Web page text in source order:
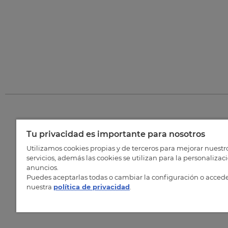
Tu privacidad es importante para nosotros
Utilizamos cookies propias y de terceros para mejorar
servicios, además las cookies se utilizan para la
anuncios.
Puedes aceptarlas todas o cambiar la configuración o
nuestra política de privacidad